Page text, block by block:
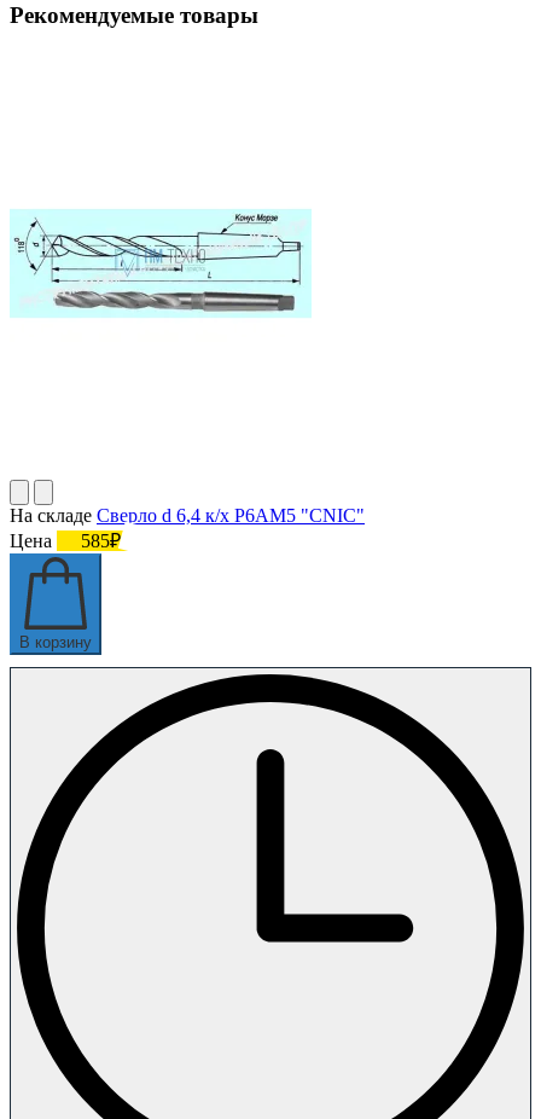
Рекомендуемые товары
На складе Сверло d 6,4 к/х Р6АМ5 "CNIC"
Цена
585₽
В корзину